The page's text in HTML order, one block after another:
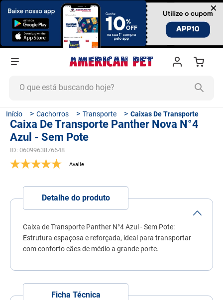
×
Cachorros Transporte Caixas De Transporte
Caixa De Transporte Panther Nova N°4
Azul - Sem Pote
ID: 0609963876648
Detalhe do produto
Caixa de Transporte Panther N°4 Azul - Sem Pote:
Estrutura espaçosa e reforçada, ideal para transportar
com conforto cães de médio a grande porte.
Ficha Técnica
TERMOS MAIS BUSCADOS
1º
ração cachorro
6º
7º
quatree
8 º
sachê gato
10º ração premier